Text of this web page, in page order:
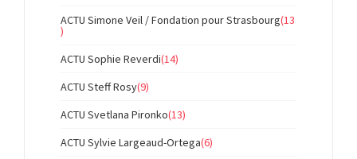
ACTU Simone Veil / Fondation pour Strasbourg(13
)
ACTU Sophie Reverdi(14)
ACTU Steff Rosy(9)
ACTU Svetlana Pironko(13)
ACTU Sylvie Largeaud-Ortega(6)